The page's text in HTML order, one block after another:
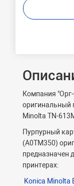
Компания
оригинальный
Minolta TN-
Пурпурный
(A0TM350)
предназначен
принтерах:
Konica Minolta